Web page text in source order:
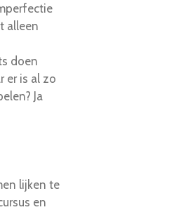
alleen
doen
er is al zo
Ja
lijken te
en